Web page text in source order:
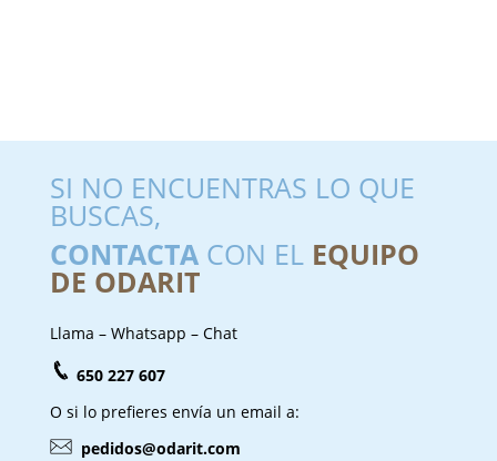
SI NO ENCUENTRAS LO QUE
BUSCAS,
CONTACTACON EL EQUIPO
DE ODARIT
Llama – Whatsapp – Chat
650 227 607
O si lo prefieres envía un email a:
pedidos@odarit.com